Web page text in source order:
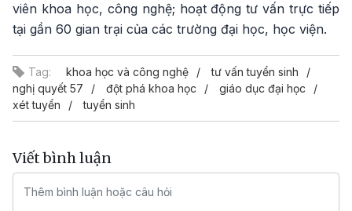
viên khoa học, công nghệ; hoạt động tư vấn trực tiếp
tại gần 60 gian trại của các trường đại học, học viện.
Tag: khoa học và công nghệ
tư vấn tuyển sinh
nghị quyết 57
đột phá khoa học
giáo dục đại học
xét tuyển
tuyển sinh
Viết bình luận